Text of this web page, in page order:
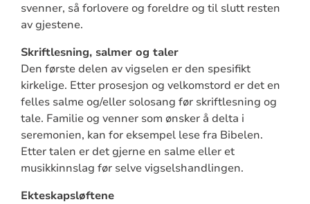
svenner, så forlovere og foreldre og til slutt resten
av gjestene.
Skriftlesning, salmer og taler
Den første delen av vigselen er den spesifikt
kirkelige. Etter prosesjon og velkomstord er det en
felles salme og/eller solosang før skriftlesning og
tale. Familie og venner som ønsker å delta i
seremonien, kan for eksempel lese fra Bibelen.
Etter talen er det gjerne en salme eller et
musikkinnslag før selve vigselshandlingen.
Ekteskapsløftene